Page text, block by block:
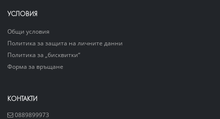
УСЛОВИЯ
Общи условия
Политика за защита на личните данни
Политика за „бисквитки“
Форма за връщане
КОНТАКТИ
0889899973